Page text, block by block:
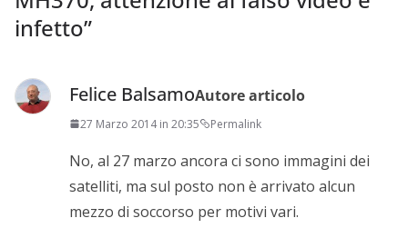
infetto”
Felice BalsamoAutore articolo
27 Marzo 2014 in 20:35 Permalink
No, al 27 marzo ancora ci sono immagini dei
satelliti, ma sul posto non è arrivato alcun
mezzo di soccorso per motivi vari.